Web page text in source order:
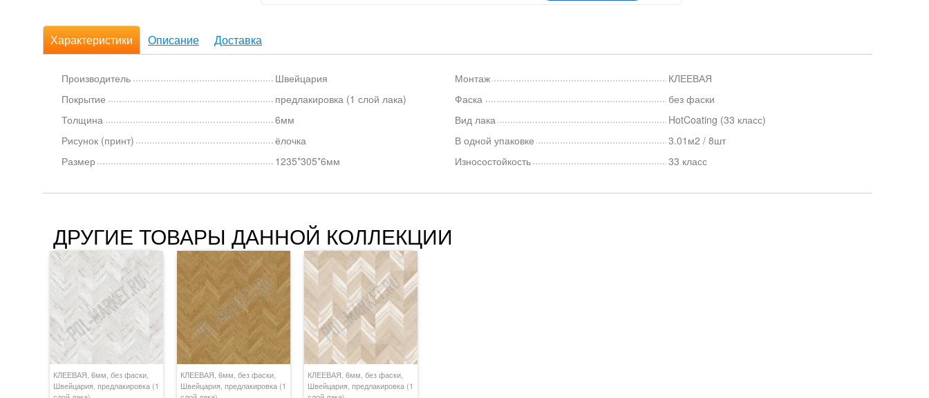
Характеристики Описание Доставка
Производитель
Швейцария
Покрытие
предлакировка (1 слой лака)
Толщина
6мм
Рисунок (принт)
ёлочка
Размер
1235*305*6мм
Монтаж
КЛЕЕВАЯ
Фаска
без фаски
Вид лака
HotCoating (33 класс)
В одной упаковке
3.01м2 / 8шт
Износостойкость
33 класс
ДРУГИЕ ТОВАРЫ ДАННОЙ КОЛЛЕКЦИИ
КЛЕЕВАЯ, 6мм, без фаски,
Швейцария, предлакировка (1
КЛЕЕВАЯ, 6мм, без фаски,
Швейцария, предлакировка (1
КЛЕЕВАЯ, 6мм, без фаски,
Швейцария, предлакировка (1